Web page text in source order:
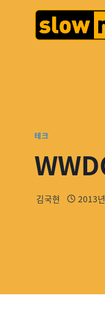
테크
김국현 2013